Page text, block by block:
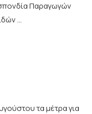
Παραγωγών
…
τα μέτρα για